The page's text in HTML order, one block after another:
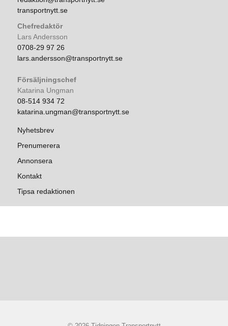
transportnytt.se
Chefredaktör
Lars Andersson
0708-29 97 26
lars.andersson@transportnytt.se
Försäljningschef
Katarina Ungman
08-514 934 72
katarina.ungman@transportnytt.se
Nyhetsbrev
Prenumerera
Annonsera
Kontakt
Tipsa redaktionen